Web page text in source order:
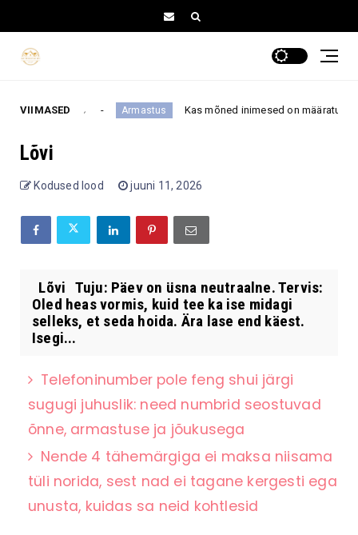
VIIMASED
suunas Armastus Kas mõned inimesed on määratud
Lõvi
Kodused lood juuni 11, 2026
Lõvi Tuju: Päev on üsna neutraalne. Tervis:
Oled heas vormis, kuid tee ka ise midagi
selleks, et seda hoida. Ära lase end käest.
Isegi...
Telefoninumber pole feng shui järgi
sugugi juhuslik: need numbrid seostuvad
õnne, armastuse ja jõukusega
Nende 4 tähemärgiga ei maksa niisama
tüli norida, sest nad ei tagane kergesti ega
unusta, kuidas sa neid kohtlesid